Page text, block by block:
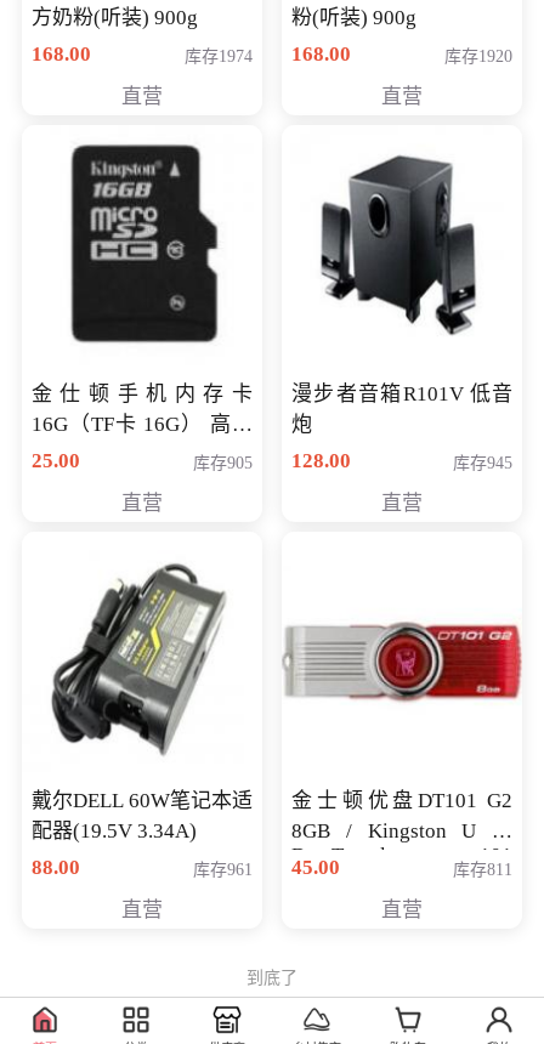
方奶粉(听装) 900g
168.00
库存1974
直营
粉(听装) 900g
168.00
库存1920
直营
金仕顿手机内存卡
16G（TF卡 16G） 高速
卡 CLASS 10
25.00 库存905
直营
漫步者音箱R101V 低音
炮
128.00
库存945
直营
戴尔DELL 60W笔记本适
配器(19.5V 3.34A)
88.00
库存961
直营
金士顿优盘DT101 G2
8GB / Kingston U 盘
DataTraveler 101
Generati
45.00 库存811
直营
到底了